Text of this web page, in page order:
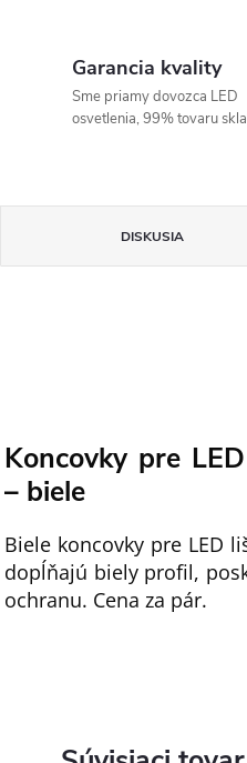
Garancia kvality
Sme priamy dovozca LED
osvetlenia, 99% tovaru
DISKUSIA
Koncovky pre
– biele
Biele koncovky pre LED
dopĺňajú biely profil,
ochranu. Cena za pár.